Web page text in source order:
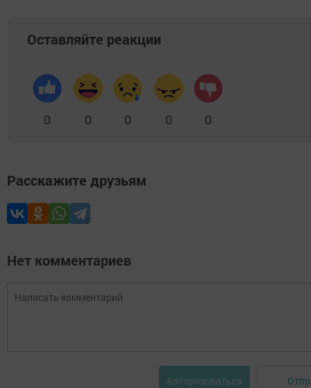
Оставляйте реакции
0 0 0 0 0
Расскажите друзьям
Нет комментариев
Авторизоваться